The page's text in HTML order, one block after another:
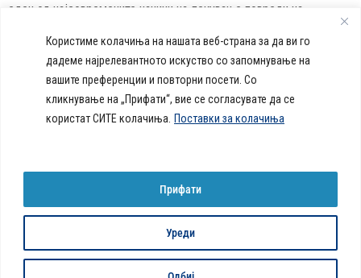
Користиме колачиња на нашата веб-страна за да ви го
дадеме најрелевантното искуство со запомнување на
вашите преференции и повторни посети. Со
кликнување на „Прифати“, вие се согласувате да се
користат СИТЕ колачиња. Поставки за колачиња
Уреди
Прифати
еден од најсовремените начини на лекување повреди на
минатата година. […]
Daily Dose Of Health -
портал кој ќе ви ги одговори
сите прашања за вашето
здравје и ќе ви даде совети
callcenter@acibademsistina.mk
+ 389 2 30 99 500
© 2026 Сите права се задржаниПолитика за колачиња на веб-страница